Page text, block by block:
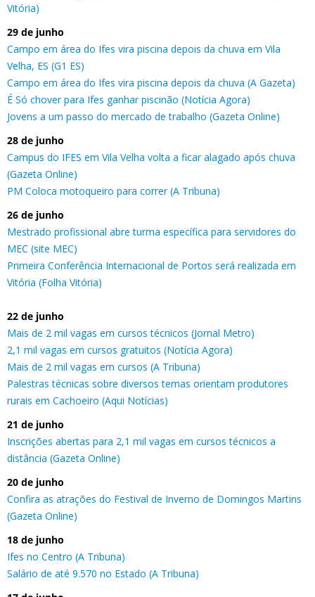
Vitória)
29 de junho
Campo em área do Ifes vira piscina depois da chuva em Vila
Velha, ES (G1 ES)
Campo em área do Ifes vira piscina depois da chuva (A Gazeta)
É Só chover para Ifes ganhar piscinão (Notícia Agora)
Jovens a um passo do mercado de trabalho (Gazeta Online)
28 de junho
Campus do IFES em Vila Velha volta a ficar alagado após chuva
(Gazeta Online)
PM Coloca motoqueiro para correr (A Tribuna)
26 de junho
Mestrado profissional abre turma específica para servidores do
MEC (site MEC)
Primeira Conferência Internacional de Portos será realizada em
Vitória (Folha Vitória)
22 de junho
Mais de 2 mil vagas em cursos técnicos (Jornal Metro)
2,1 mil vagas em cursos gratuitos (Notícia Agora)
Mais de 2 mil vagas em cursos (A Tribuna)
Palestras técnicas sobre diversos temas orientam produtores
rurais em Cachoeiro (Aqui Notícias)
21 de junho
Inscrições abertas para 2,1 mil vagas em cursos técnicos a
distância (Gazeta Online)
20 de junho
Confira as atrações do Festival de Inverno de Domingos Martins
(Gazeta Online)
18 de junho
Ifes no Centro (A Tribuna)
Salário de até 9.570 no Estado (A Tribuna)